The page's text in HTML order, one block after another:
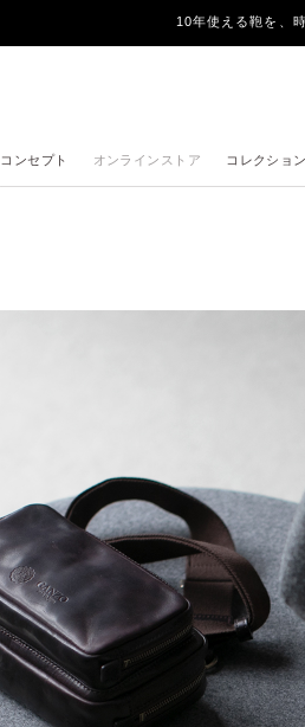
地震の影響に
コンセプト オンラインストア コレクション